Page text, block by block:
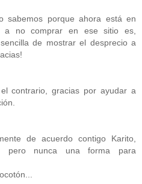
sabemos porque ahora está en
a no comprar en ese sitio es,
de mostrar el desprecio a
contrario, gracias por ayudar a
de acuerdo contigo Karito,
pero nunca una forma para